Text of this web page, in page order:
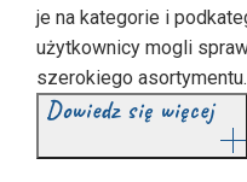
je na kategorie i
użytkownicy mogli
szerokiego asortymentu.
Dowiedz się więcej